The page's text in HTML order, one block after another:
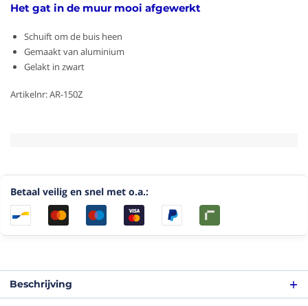
Het gat in de muur mooi afgewerkt
Schuift om de buis heen
Gemaakt van aluminium
Gelakt in zwart
Artikelnr: AR-150Z
Betaal veilig en snel met o.a.:
Beschrijving